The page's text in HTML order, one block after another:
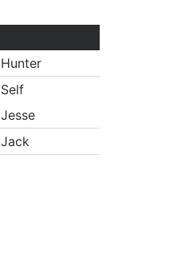
Hunter
Self
Jesse
Jack